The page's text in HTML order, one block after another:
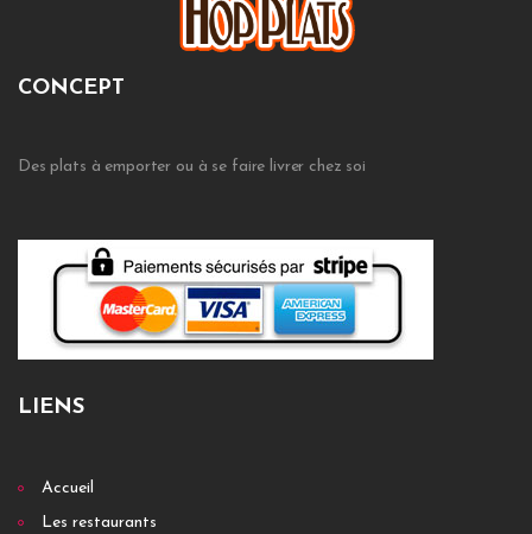
CONCEPT
Des plats à emporter ou à se faire livrer chez soi
LIENS
Accueil
Les restaurants